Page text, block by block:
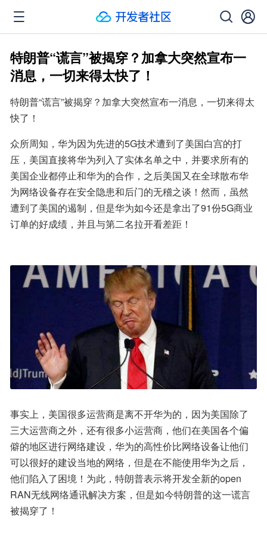
特朗普“谎言”被揭穿？加拿大突然宣布一
消息，一切来得太快了！
特朗普“谎言”被揭穿？加拿大突然宣布一消息，一切来得太
快了！
众所周知，华为因为先进的5G技术遭到了美国白宫的打
压，美国直接将华为列入了实体名单之中，并要求所有的
美国企业都停止和华为的合作，之后美国又在全球散布华
为网络设备存在安全隐患和后门的无稽之谈！然而，虽然
遭到了美国的遏制，但是华为如今还是拿出了91份5G商业
订单的好成绩，并且与第二名拉开看差距！
事实上，美国很多运营商是离不开华为的，因为美国除了
三大运营商之外，还有很多小运营商，他们在美国各个偏
僻的地区进行网络建设，华为的高性价比网络设备让他们
可以很好的建设当地的网络，但是在不能使用华为之后，
他们陷入了困境！为此，特朗普表示将开发全新的open
RAN无线网络通讯解决方案，但是如今特朗普的这一谎言
被揭穿了！